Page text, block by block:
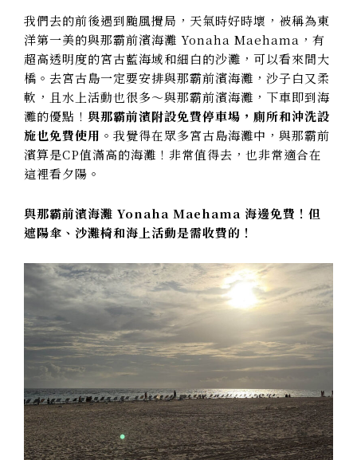
我們去的前後遇到颱風攪局，天氣時好時壞，被稱為東
洋第一美的與那霸前濱海灘 Yonaha Maehama，有
超高透明度的宮古藍海域和細白的沙灘，可以看來間大
橋。去宮古島一定要安排與那霸前濱海灘，沙子白又柔
軟，且水上活動也很多～與那霸前濱海灘，下車即到海
灘的優點！ 與那霸前濱附設免費停車場，廁所和沖洗設
施也免費使用 。我覺得在眾多宮古島海灘中，與那霸前
濱算是CP值滿高的海灘！非常值得去，也非常適合在
這裡看夕陽。
與那霸前濱海灘 Yonaha Maehama 海邊免費！但
遮陽傘、沙灘椅和海上活動是需收費的！